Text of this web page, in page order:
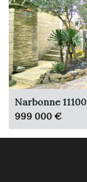
Narbonne 11100
999 000 €